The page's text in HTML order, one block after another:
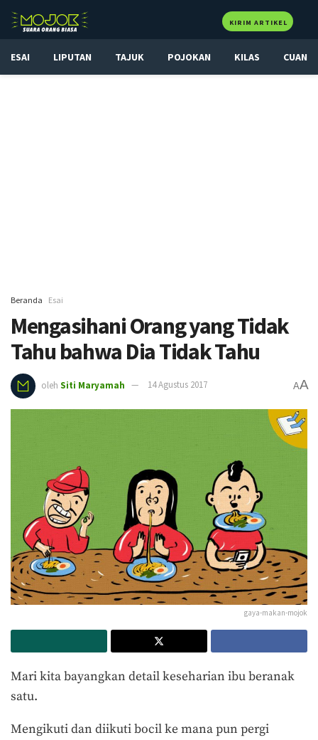
KIRIM ARTIKEL
ESAI LIPUTAN TAJUK POJOKAN KILAS CUAN
Beranda Esai
Mengasihani Orang yang Tidak
Tahu bahwa Dia Tidak Tahu
oleh Siti Maryamah 14 Agustus 2017 AA
gaya-makan-mojok
Mari kita bayangkan detail keseharian ibu beranak
satu.
Mengikuti dan diikuti bocil ke mana pun pergi